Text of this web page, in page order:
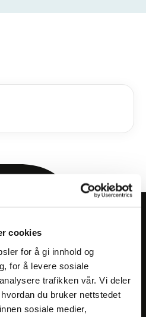
cookies
for å gi innhold og
for å levere sosiale
trafikken vår. Vi deler
du bruker nettstedet
sosiale medier,
kampanjer.